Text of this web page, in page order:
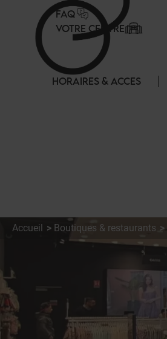
FAQ
VOTRE CENTRE
HORAIRES & ACCES
Accueil Boutiques & restaurants
Panneau de gestion des cookies